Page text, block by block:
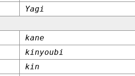
Yagi
kane
kinyoubi
kin